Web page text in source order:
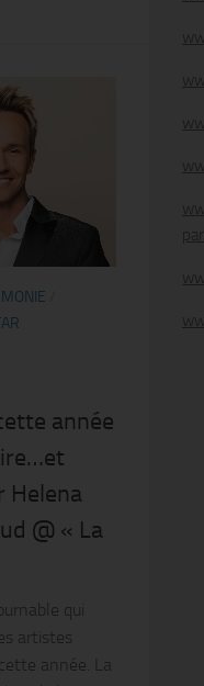
année
Helena
@ « La
qui
artistes
année. La